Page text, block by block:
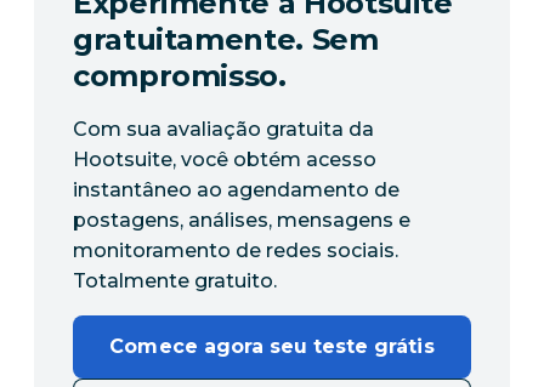
gratuitamente. Sem
compromisso.
Com sua avaliação gratuita da
Hootsuite, você obtém acesso
instantâneo ao agendamento de
postagens, análises, mensagens e
monitoramento de redes sociais.
Totalmente gratuito.
Comece agora seu teste grátis